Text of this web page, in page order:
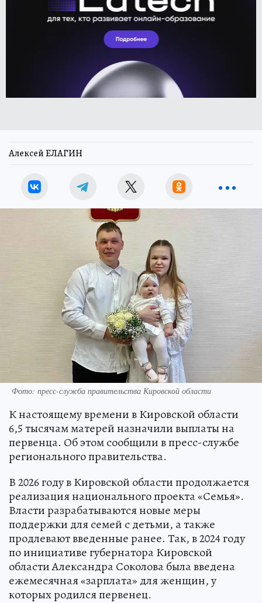
Алексей ЕЛАГИН
Фото: пресс-служба правительства Кировской области
К настоящему времени в Кировской области
6,5 тысячам матерей назначили выплаты на
первенца. Об этом сообщили в пресс-службе
регионального правительства.
В 2026 году в Кировской области продолжается
реализация национального проекта «Семья».
Власти разрабатываются новые меры
поддержки для семей с детьми, а также
продлевают введенные ранее. Так, в 2024 году
по инициативе губернатора Кировской
области Александра Соколова была введена
ежемесячная «зарплата» для женщин, у
которых родился первенец.